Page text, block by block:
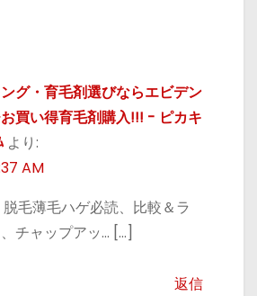
グ・育毛剤選びならエビデン
買い得育毛剤購入!!! - ピカキ
より:
AM
毛薄毛ハゲ必読、比較＆ラ
チャップアッ… […]
返信